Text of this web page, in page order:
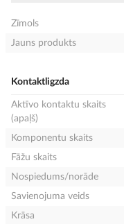
Zīmols
Jauns produkts
Kontaktligzda
Aktīvo kontaktu skaits
(apaļš)
Komponentu skaits
Fāžu skaits
Nospiedums/norāde
Savienojuma veids
Krāsa